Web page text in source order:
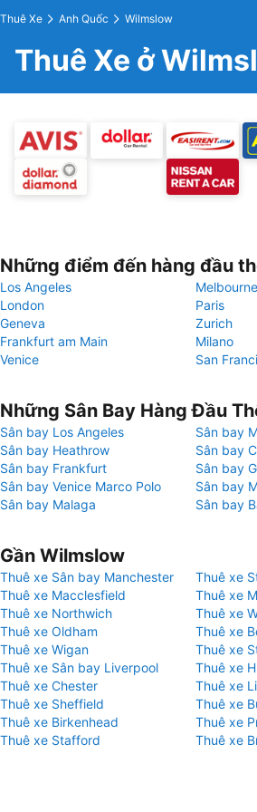
Thuê Xe Anh Quốc Wilmslow
Thuê Xe ở
Những điểm đến hàng đầu
Los Angeles
Melbourne
London
Paris
Geneva
Zurich
Frankfurt am Main
Milano
Venice
San
Những Sân Bay Hàng Đầu
Sân bay Los Angeles
Sân bay
Sân bay Heathrow
Sân bay
Sân bay Frankfurt
Sân bay
Sân bay Venice Marco Polo
Sân bay
Sân bay Malaga
Sân bay
Gần Wilmslow
Thuê xe Sân bay Manchester
Thuê xe
Thuê xe Macclesfield
Thuê xe
Thuê xe Northwich
Thuê xe
Thuê xe Oldham
Thuê xe
Thuê xe Wigan
Thuê xe
Thuê xe Sân bay Liverpool
Thuê xe
Thuê xe Chester
Thuê xe
Thuê xe Sheffield
Thuê xe
Thuê xe Birkenhead
Thuê xe
Thuê xe Stafford
Thuê xe